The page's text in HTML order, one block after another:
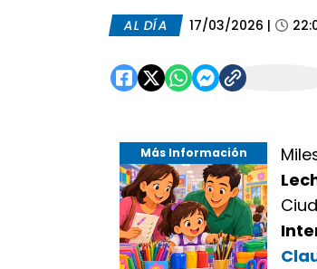
AL DÍA 17/03/2026 |
Más Información